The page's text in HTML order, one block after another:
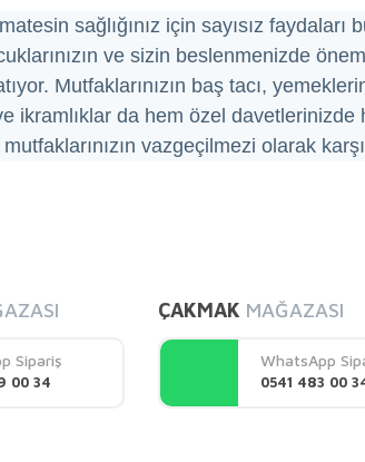
sağlığınız için sayısız
ve sizin beslenmenizde
Mutfaklarınızın baş tacı,
ikramlıklar da hem özel
vazgeçilmezi olarak
Yorum Yaz
Sipariş
00 34
ÇAKMAK MAĞAZASI
WhatsApp
0541 483 00